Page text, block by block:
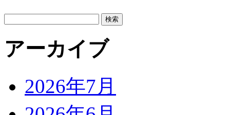
アーカイブ
2026年7月